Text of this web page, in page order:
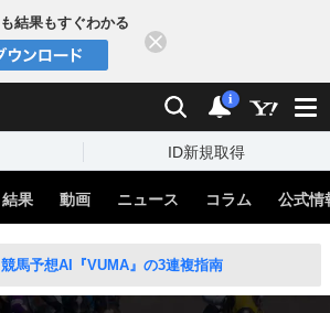
結果もすぐわかる
検索 通知
i
ID新規取得
結果 動画 ニュース コラム 公式情
競馬予想AI『VUMA』の3連複指南